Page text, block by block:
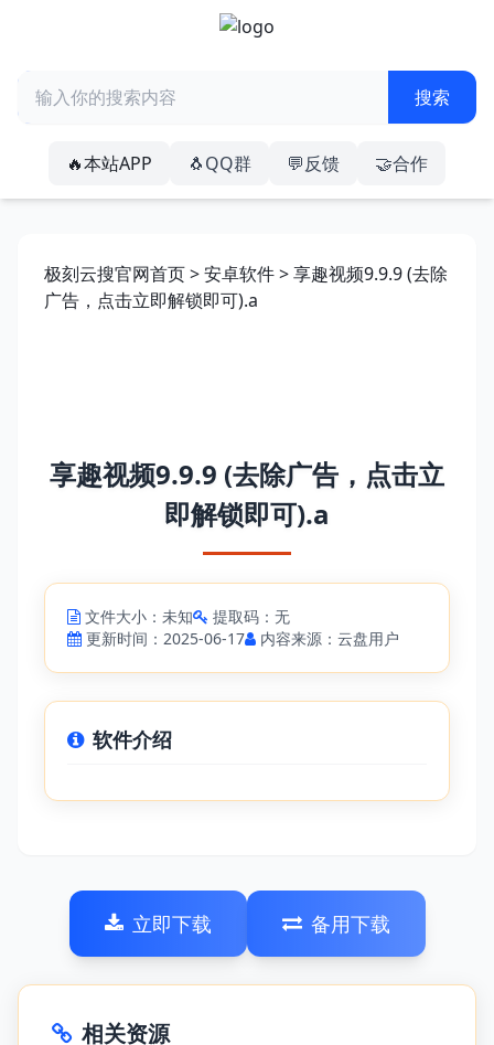
🔥本站APP 🐧QQ群 💬反馈 🤝合作
极刻云搜官网首页>安卓软件> 享趣视频9.9.9 (去除
广告，点击立即解锁即可).a
享趣视频9.9.9 (去除广告，点击立
即解锁即可).a
文件大小：未知
提取码：无
更新时间：2025-06-17
内容来源：云盘用户
软件介绍
立即下载 备用下载
相关资源